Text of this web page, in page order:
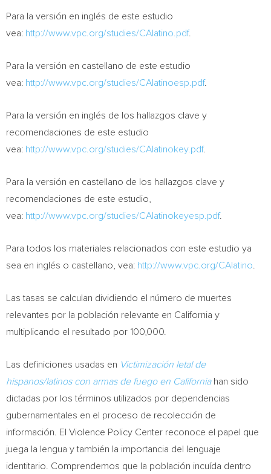
Para la versión en inglés de este estudio
vea: http://www.vpc.org/studies/CAlatino.pdf.
Para la versión en castellano de este estudio
vea: http://www.vpc.org/studies/CAlatinoesp.pdf.
Para la versión en inglés de los hallazgos clave y
recomendaciones de este estudio
vea: http://www.vpc.org/studies/CAlatinokey.pdf.
Para la versión en castellano de los hallazgos clave y
recomendaciones de este estudio,
vea: http://www.vpc.org/studies/CAlatinokeyesp.pdf.
Para todos los materiales relacionados con este estudio ya
sea en inglés o castellano, vea: http://www.vpc.org/CAlatino
Las tasas se calculan dividiendo el número de muertes
relevantes por la población relevante en California y
multiplicando el resultado por 100,000.
Las definiciones usadas en Victimización letal de
hispanos/latinos con armas de fuego en California han sido
dictadas por los términos utilizados por dependencias
gubernamentales en el proceso de recolección de
información. El Violence Policy Center reconoce el papel que
juega la lengua y también la importancia del lenguaje
identitario. Comprendemos que la población incuída dentro